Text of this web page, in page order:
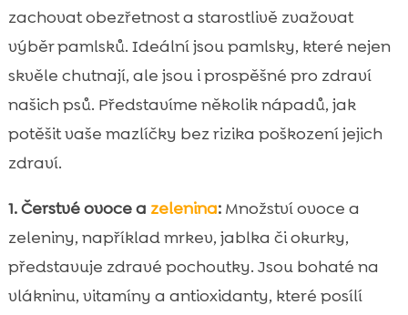
zachovat obezřetnost a starostlivě zvažovat
výběr pamlsků. Ideální jsou pamlsky, které nejen
skvěle chutnají, ale jsou i prospěšné pro zdraví
našich psů. Představíme několik nápadů, jak
potěšit vaše mazlíčky bez rizika poškození jejich
zdraví.
1. Čerstvé ovoce a zelenina:Množství ovoce a
zeleniny, například mrkev, jablka či okurky,
představuje zdravé pochoutky. Jsou bohaté na
vlákninu, vitamíny a antioxidanty, které posílí